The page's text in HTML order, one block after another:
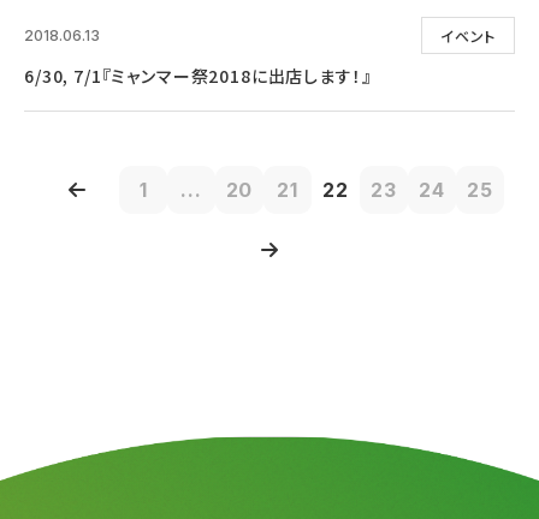
イベント
2018.06.13
6/30, 7/1『ミャンマー祭2018に出店します！』
1 ... 20 21 22 23 24 25